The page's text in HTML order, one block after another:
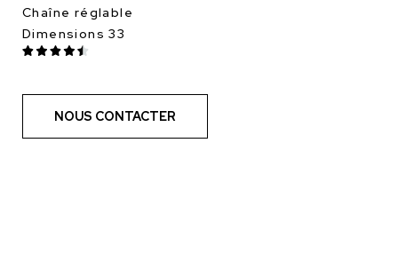
Chaîne réglable
Dimensions 33
NOUS CONTACTER